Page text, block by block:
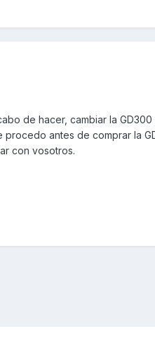
de hacer, cambiar la GD300
antes de comprar la
con vosotros.